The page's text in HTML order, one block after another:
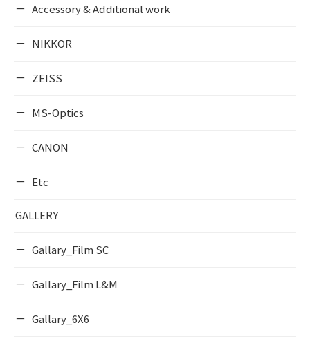
Accessory & Additional work
NIKKOR
ZEISS
MS-Optics
CANON
Etc
GALLERY
Gallary_Film SC
Gallary_Film L&M
Gallary_6X6